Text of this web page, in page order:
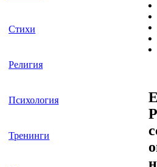
Стихи
Религия
Психология
Тренинги